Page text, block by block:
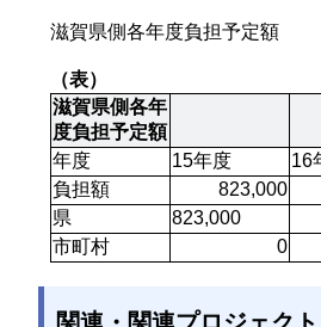
滋賀県側各年度負担予定額
（表）
滋賀県側各年
度負担予定額
年度
15年度 16
負担額
823,000
県
823,000
市町村
0